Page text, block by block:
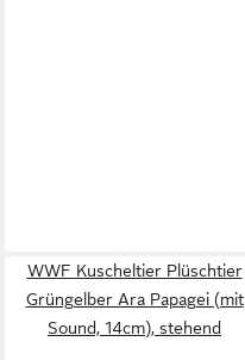
WWF Kuscheltier Plüschtier
Grüngelber Ara Papagei (mit
Sound, 14cm), stehend